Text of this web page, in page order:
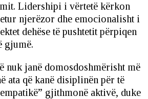
Lidershipi i vërtetë kërkon
njerëzor dhe emocionalisht i
dehëse të pushtetit përpiqen
gjumë.
nuk janë domosdoshmërisht më
ata që kanë disiplinën për të
gjithmonë aktivë, duke